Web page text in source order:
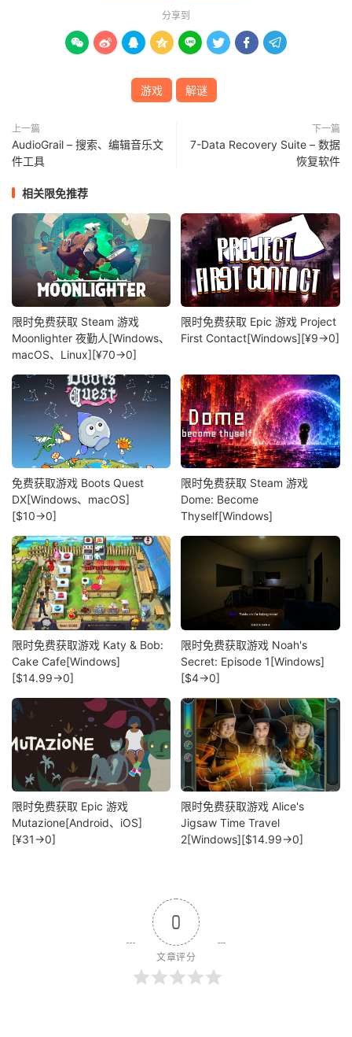
分享到
       
游戏 解谜
上一篇
AudioGrail – 搜索、编辑音乐文
件工具
下一篇
7-Data Recovery Suite – 数据
恢复软件
相关限免推荐
限时免费获取 Steam 游戏
Moonlighter 夜勤人[Windows、
macOS、Linux][¥70→0]
限时免费获取 Epic 游戏 Project
First Contact[Windows][¥9→0]
免费获取游戏 Boots Quest
DX[Windows、macOS]
[$10→0]
限时免费获取 Steam 游戏
Dome: Become
Thyself[Windows]
限时免费获取游戏 Katy & Bob:
Cake Cafe[Windows]
[$14.99→0]
限时免费获取游戏 Noah's
Secret: Episode 1[Windows]
[$4→0]
限时免费获取 Epic 游戏
Mutazione[Android、iOS]
[¥31→0]
限时免费获取游戏 Alice's
Jigsaw Time Travel
2[Windows][$14.99→0]
0
文章评分